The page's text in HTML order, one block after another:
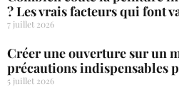
? Les vrais facteurs qui font
7 juillet 2026
Créer une ouverture sur un
précautions indispensables
5 juillet 2026